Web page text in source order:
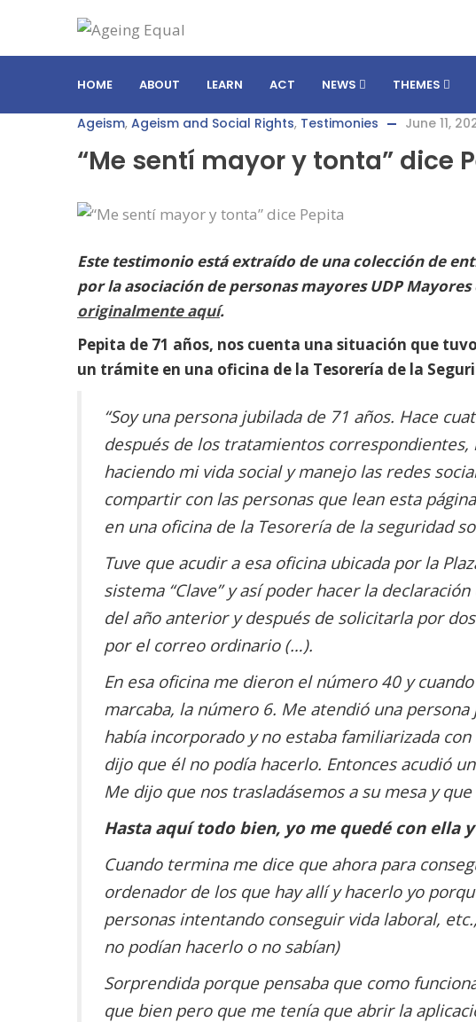
HOME ABOUT LEARN ACT NEWS THEMES
Ageism, Ageism and Social Rights, Testimonies June 11,
“Me sentí mayor y tonta” dice
Este testimonio está extraído de una colección de
por la asociación de personas mayores UDP
originalmente aquí.
Pepita de 71 años, nos cuenta una situación que
un trámite en una oficina de la Tesorería de la
“Soy una persona jubilada de 71 años. Hace
después de los tratamientos
haciendo mi vida social y manejo las redes
compartir con las personas que lean esta
en una oficina de la Tesorería de la seguridad
Tuve que acudir a esa oficina ubicada por la
sistema “Clave” y así poder hacer la
del año anterior y después de solicitarla por
por el correo ordinario (…).
En esa oficina me dieron el número 40 y
marcaba, la número 6. Me atendió una
había incorporado y no estaba familiarizada
dijo que él no podía hacerlo. Entonces acudió
Me dijo que nos trasladásemos a su mesa y
Hasta aquí todo bien, yo me quedé con ella
Cuando termina me dice que ahora para
ordenador de los que hay allí y hacerlo yo
personas intentando conseguir vida laboral,
no podían hacerlo o no sabían)
Sorprendida porque pensaba que como
que bien pero que me tenía que abrir la